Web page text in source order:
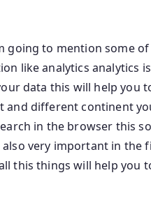
going to mention some
like analytics analytics
data this will help you
and different continent
in the browser this
very important in the
this things will help you